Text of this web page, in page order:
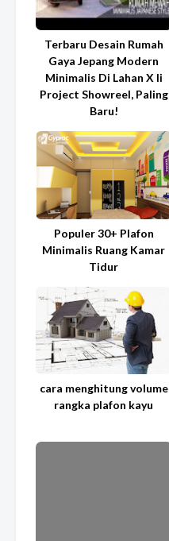
Terbaru Desain Rumah
Gaya Jepang Modern
Minimalis Di Lahan X Ii
Project Showreel, Paling
Baru!
Populer 30+ Plafon
Minimalis Ruang Kamar
Tidur
cara menghitung volume
rangka plafon kayu